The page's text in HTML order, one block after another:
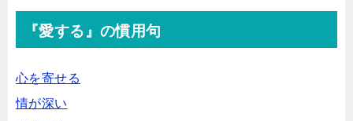
『愛する』の慣用句
心を寄せる
情が深い